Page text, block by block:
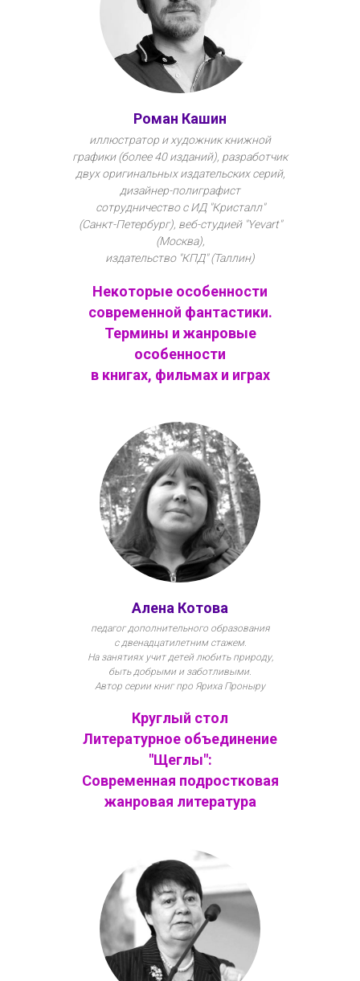
Роман Кашин
иллюстратор и художник книжной
графики (более 40 изданий), разработчик
двух оригинальных издательских серий,
дизайнер-полиграфист
сотрудничество с ИД "Кристалл"
(Санкт-Петербург), веб-студией "Yevart"
(Москва),
издательство "КПД" (Таллин)
Некоторые особенности
современной фантастики.
Термины и жанровые
особенности
в книгах, фильмах и играх
Алена Котова
педагог дополнительного образования
с двенадцатилетним стажем.
На занятиях учит детей любить природу,
быть добрыми и заботливыми.
Автор серии книг про Яриха Проныру
Круглый стол
Литературное объединение
"Щеглы":
Современная подростковая
жанровая литература